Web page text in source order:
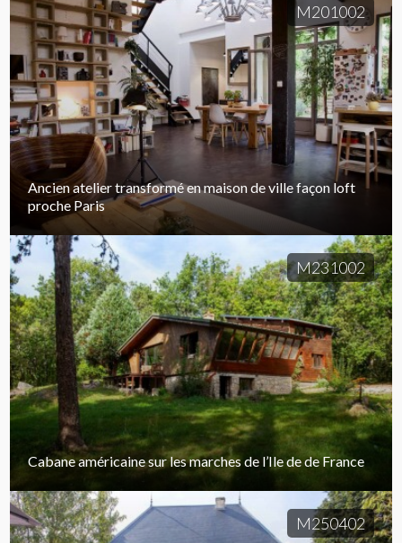
M201002
Ancien atelier transformé en maison de ville façon loft
proche Paris
M231002
Cabane américaine sur les marches de l’Ile de de France
M250402